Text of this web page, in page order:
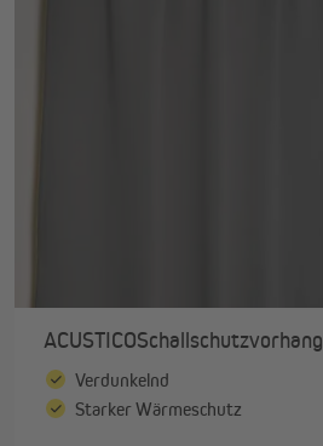
ACUSTICOSchallschutzvorhang
Verdunkelnd
Starker Wärmeschutz